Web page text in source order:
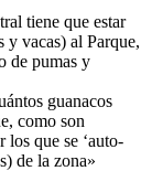
tiene que estar
y vacas) al Parque,
de pumas y
guanacos
como son
los que se ‘auto-
de la zona»